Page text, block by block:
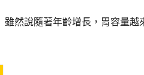
雖然說隨著年齡增長，胃容量